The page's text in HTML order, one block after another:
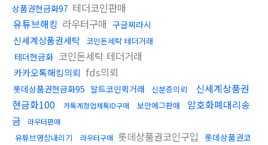
상품권현금화97 테더코인판매
유튜브해킹 라우터구매 구글찌라시
신세계상품권세탁 코인돈세탁 테더거래
테더현금화 코인돈세탁 테더거래
카카오톡해킹의뢰 fds의뢰
롯데상품권현금화95 알트코인퀵거래 신분증의뢰
신세계상품권
현금화100
카톡계정업체톡ID구매 보안에그판매
암호화폐대리송
금
라우터판매
유튜브영상내리기 라우터구매 롯데상품권코인구입 롯데상품권코